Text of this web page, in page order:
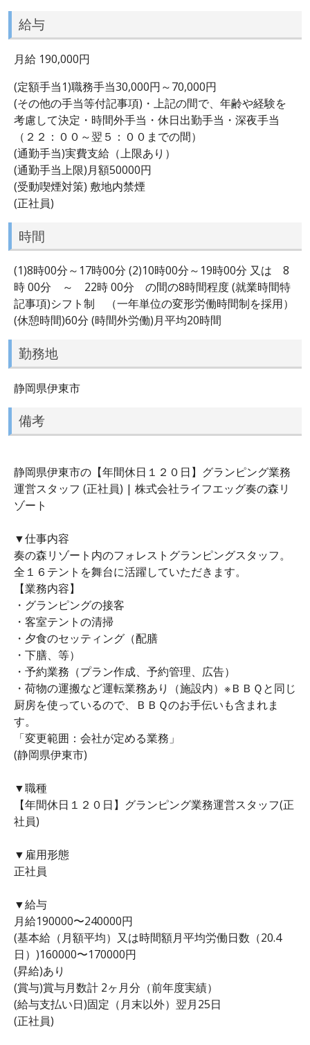
給与
月給 190,000円
(定額手当1)職務手当30,000円～70,000円
(その他の手当等付記事項)・上記の間で、年齢や経験を
考慮して決定・時間外手当・休日出勤手当・深夜手当
（２２：００～翌５：００までの間）
(通勤手当)実費支給（上限あり）
(通勤手当上限)月額50000円
(受動喫煙対策) 敷地内禁煙
(正社員)
時間
(1)8時00分～17時00分 (2)10時00分～19時00分 又は 8
時 00分 ～ 22時 00分 の間の8時間程度 (就業時間特
記事項)シフト制 （一年単位の変形労働時間制を採用）
(休憩時間)60分 (時間外労働)月平均20時間
勤務地
静岡県伊東市
備考
静岡県伊東市の【年間休日１２０日】グランピング業務
運営スタッフ (正社員) | 株式会社ライフエッグ奏の森リ
ゾート
▼仕事内容
奏の森リゾート内のフォレストグランピングスタッフ。
全１６テントを舞台に活躍していただきます。
【業務内容】
・グランピングの接客
・客室テントの清掃
・夕食のセッティング（配膳
・下膳、等）
・予約業務（プラン作成、予約管理、広告）
・荷物の運搬など運転業務あり（施設内）※ＢＢＱと同じ
厨房を使っているので、ＢＢＱのお手伝いも含まれま
す。
「変更範囲：会社が定める業務」
(静岡県伊東市)
▼職種
【年間休日１２０日】グランピング業務運営スタッフ(正
社員)
▼雇用形態
正社員
▼給与
月給190000〜240000円
(基本給（月額平均）又は時間額月平均労働日数（20.4
日）)160000〜170000円
(昇給)あり
(賞与)賞与月数計 2ヶ月分（前年度実績）
(給与支払い日)固定（月末以外）翌月25日
(正社員)